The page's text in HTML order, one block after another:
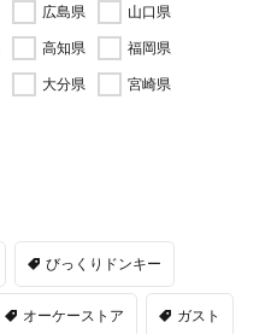
広島県
山口県
高知県
福岡県
大分県
宮崎県
びっくりドンキー
オーケーストア ガスト